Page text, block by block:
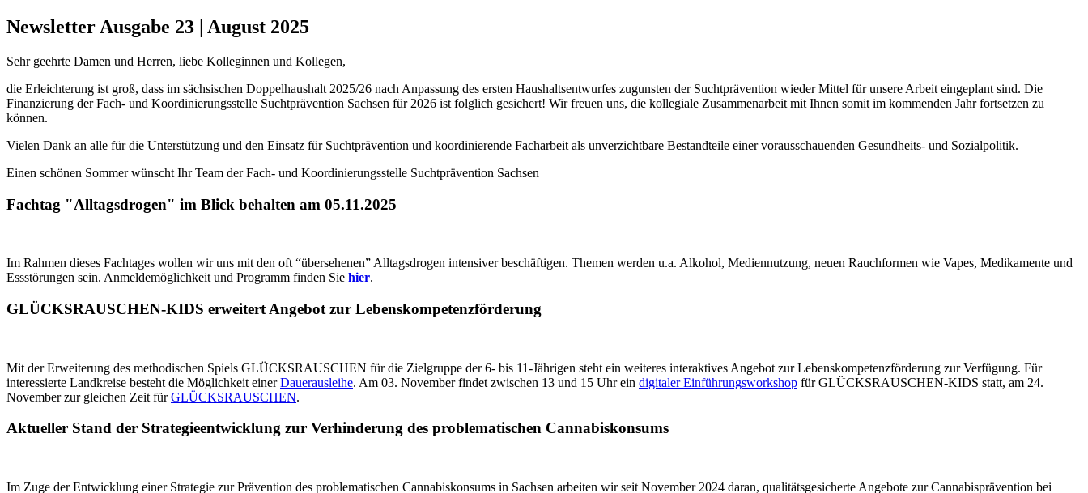
Newsletter Ausgabe 23 | August 2025
Sehr geehrte Damen und Herren, liebe Kolleginnen und Kollegen,
die Erleichterung ist groß, dass im sächsischen Doppelhaushalt 2025/26 nach Anpassung des ersten Haushaltsentwurfes zugunsten der Suchtprävention wieder Mittel für unsere Arbeit eingeplant sind. Die
Finanzierung der Fach- und Koordinierungsstelle Suchtprävention Sachsen für 2026 ist folglich gesichert! Wir freuen uns, die kollegiale Zusammenarbeit mit Ihnen somit im kommenden Jahr fortsetzen zu
können.
Vielen Dank an alle für die Unterstützung und den Einsatz für Suchtprävention und koordinierende Facharbeit als unverzichtbare Bestandteile einer vorausschauenden Gesundheits- und Sozialpolitik.
Einen schönen Sommer wünscht Ihr Team der Fach- und Koordinierungsstelle Suchtprävention Sachsen
Fachtag "Alltagsdrogen" im Blick behalten am 05.11.2025
Im Rahmen dieses Fachtages wollen wir uns mit den oft “übersehenen” Alltagsdrogen intensiver beschäftigen. Themen werden u.a. Alkohol, Mediennutzung, neuen Rauchformen wie Vapes, Medikamente und
Essstörungen sein. Anmeldemöglichkeit und Programm finden Sie hier.
GLÜCKSRAUSCHEN-KIDS erweitert Angebot zur Lebenskompetenzförderung
Mit der Erweiterung des methodischen Spiels GLÜCKSRAUSCHEN für die Zielgruppe der 6- bis 11-Jährigen steht ein weiteres interaktives Angebot zur Lebenskompetenzförderung zur Verfügung. Für
interessierte Landkreise besteht die Möglichkeit einerDauerausleihe. Am 03. November findet zwischen 13 und 15 Uhr ein digitaler Einführungsworkshop für GLÜCKSRAUSCHEN-KIDS statt, am 24.
November zur gleichen Zeit fürGLÜCKSRAUSCHEN.
Aktueller Stand der Strategieentwicklung zur Verhinderung des problematischen Cannabiskonsums
Im Zuge der Entwicklung einer Strategie zur Prävention des problematischen Cannabiskonsums in Sachsen arbeiten wir seit November 2024 daran, qualitätsgesicherte Angebote zur Cannabisprävention bei